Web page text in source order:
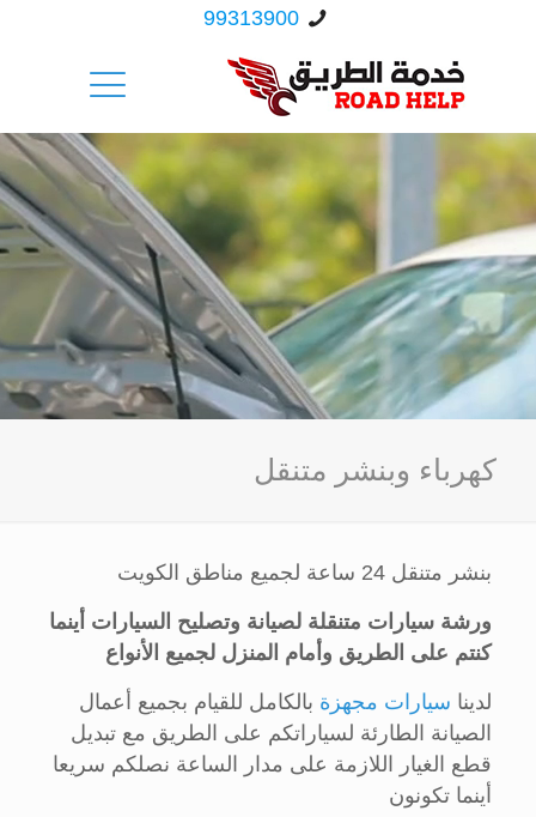
99313900
كهرباء وبنشر متنقل
بنشر متنقل 24 ساعة لجميع مناطق الكويت
ورشة سيارات متنقلة لصيانة وتصليح السيارات أينما
كنتم على الطريق وأمام المنزل لجميع الأنواع
لدينا سيارات مجهزة بالكامل للقيام بجميع أعمال
الصيانة الطارئة لسياراتكم على الطريق مع تبديل
قطع الغيار اللازمة على مدار الساعة نصلكم سريعا
أينما تكونون